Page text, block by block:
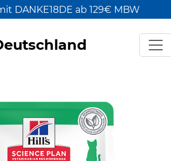
DANKE18DE ab 129€ MBW